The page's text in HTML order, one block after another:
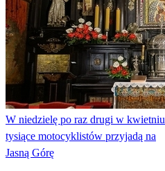
W niedzielę po raz drugi w kwietniu
tysiące motocyklistów przyjadą na
Jasną Górę